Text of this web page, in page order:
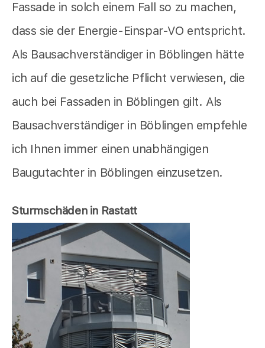
Fassade in solch einem Fall so zu machen,
dass sie der Energie-Einspar-VO entspricht.
Als Bausachverständiger in Böblingen hätte
ich auf die gesetzliche Pflicht verwiesen, die
auch bei Fassaden in Böblingen gilt. Als
Bausachverständiger in Böblingen empfehle
ich Ihnen immer einen unabhängigen
Baugutachter in Böblingen einzusetzen.
Sturmschäden in Rastatt